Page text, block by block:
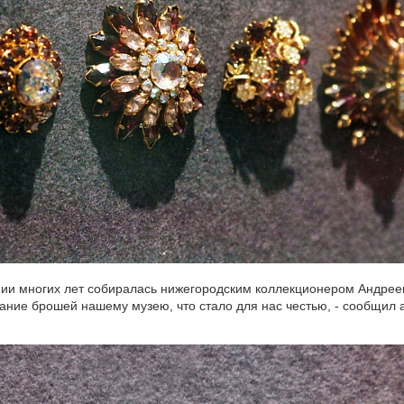
многих лет собиралась нижегородским коллекционером
брошей нашему музею, что стало для нас честью, - сообщил